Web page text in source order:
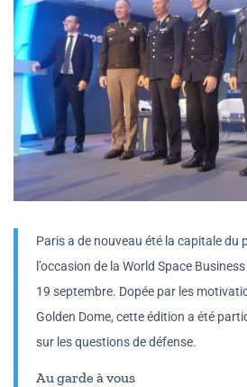
Paris a de nouveau été la capitale du
l’occasion de la World Space
19 septembre. Dopée par les
Golden Dome, cette édition a été
sur les questions de défense.
Au garde à vous